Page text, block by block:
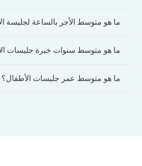
ما هو متوسط الأجر بالساعة لجليسة
ما هو متوسط سنوات خبرة جليسات
ما هو متوسط عمر جليسات الأطفال؟